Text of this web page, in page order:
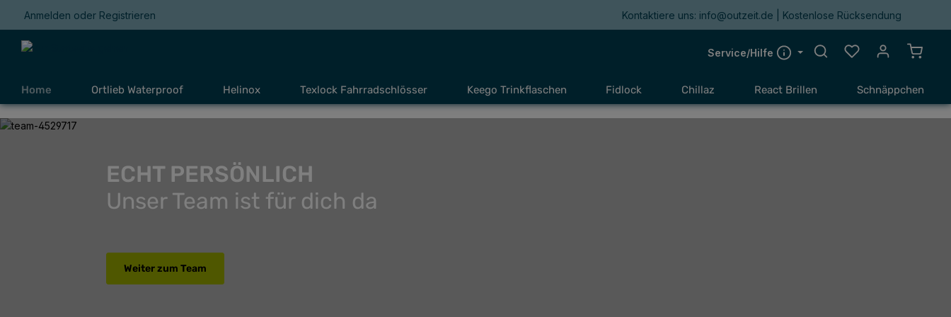
Hauptnavigation springen
Anmelden oder Registrieren Kontaktiere uns: info@outzeit.de | Kostenlose Rücksendung
Service/Hilfe
Du hast 0 Produkte
Home Ortlieb Waterproof Helinox Texlock Fahrradschlösser Keego Trinkflaschen Fidlock Chillaz React Brillen Schnäppchen
Bildergalerie überspringen
ECHT PERSÖNLICHUnser Team ist für dich daWeiter zum Team
ECHT PERSÖNLICH
Unser Team ist für dich da
Weiter zum Team